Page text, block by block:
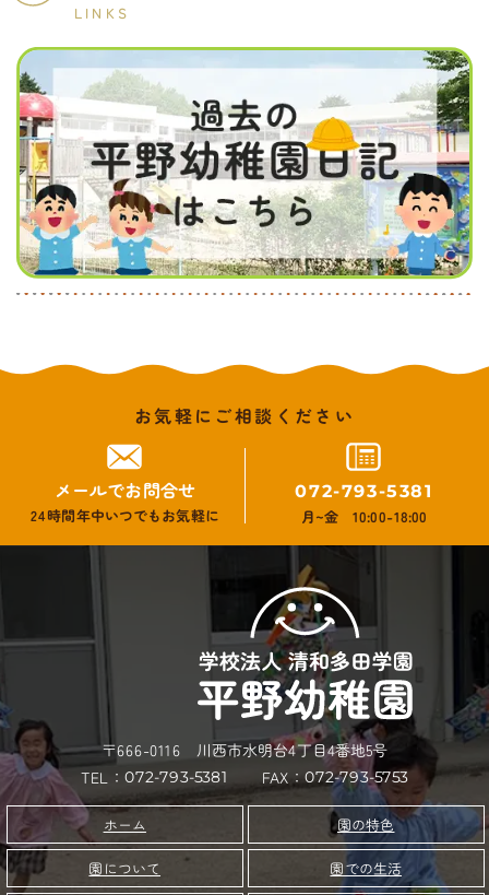
LINKS
お気軽にご相談ください
メールでお問合せ
24時間年中いつでもお気軽に
072-793-5381
月~金 10:00-18:00
〒666-0116 川西市水明台4丁目4番地5号
TEL：072-793-5381 FAX： 072-793-5753
ホーム 園の特色
園について 園での生活